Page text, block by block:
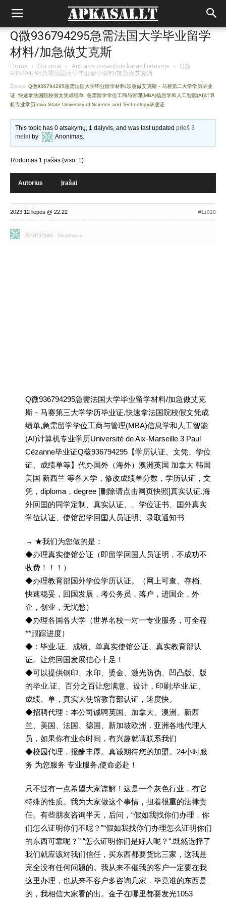
Q微936794295急需法国大学毕业留学
材料/加急做艾克斯
Home › Forumai › Antrasis pasaulinis karas Lietuvoje › Q微
936794295急需法国大学毕业留学材料/加急做艾克斯
Žymos: Q微936794295急需法国大学毕业留学材料/加急做艾克斯－马赛第二大学学历毕业
证 快速拿法国院校假文凭成绩单 急需留学学位工商与管理(MBA)信息学和人工智能(AI)计算
机专业学历Iowa State University of Science and Technology毕业证
This topic has 0 atsakymų, 1 dalyvis, and was last updatedprieš 3
metai by Anonimas.
Rodomas 1 įrašas (viso: 1)
Autorius Įrašai
2023 12 liepos @ 22:22 #11020
Anonimas Neaktyvus
Q微936794295急需法国大学毕业留学材料/加急做艾克
斯－马赛第三大学学历毕业证,快速拿法国院校假文凭成
绩单,急需留学学位工商与管理(MBA)信息学和人工智能
(AI)计算机专业学历Université de Aix-Marseille 3 Paul
Cézanne毕业证Q薇936794295【学历认证、文凭、学位
证、成绩单等】代办国外（海外）澳洲英国 加拿大 韩国
美国 新西兰 等各大学，修改成绩单分数，学历认证，文
凭，diploma，degree [删除请点击网页快照]真实认证.海
外回囯的同学定制、真实认证、、学位证书、囯外真实
学位认证、使馆留学回囯人员证明、录取通知书
→ ★我们为您做的是：
◆办理真实使馆公证（即留学回国人员证明，不成功不
收费！！！）
◆办理教育部国外学位学历认证。（网上可查、存档、
快速稳妥，回国发展，考公务员，落户，进国企，外
企，创业，无忧愁）
◆办理各国各大学（世界名校一对一专业服务，可全程
**跟踪进度）
◆：毕业.证、成绩、单真实使馆公证、真实教育部认
证。让您回国发展信心十足！
◆可以提供钢印、水印、烫金、激光防伪、凹凸版、版
的毕业.证、百分之百让您满意、设计，印刷;毕业.证、
成绩、单，真实大使馆教育部认证，速度快。
◆招聘代理：本公司诚聘英国、加拿大、澳洲、新西
兰、美国、法国、德国、新加坡欧洲，亚洲各地代理人
员，如果你有业余时间，有兴趣就请联系我们
◆校园代理，报酬丰厚。真诚期待您的加盟。24小时服
务 为您服务 专业服务,使命必赴！
只不过有一点希望大家谅解！这是一个灰色行业，有它
特殊的性质。我为大家做这个事情，担着很重的法律责
任。有些朋友咨询半天，后问，“假如我找你们办理，你
们怎么证明你们不呢？”“假如我找你们办理怎么证明你们
的东西可靠呢？” “怎么证明你们是好人呢？“.既然选择了
我们就应该对我们信任，买东西都要货比三家，这我是
完全没有任何问题的。我从来不催我的客户一定要在我
这里办理，也从来不客户多咨询几家，毕竟谁的东西是
的，我相信大家看的出。金子在哪里都要发光1053